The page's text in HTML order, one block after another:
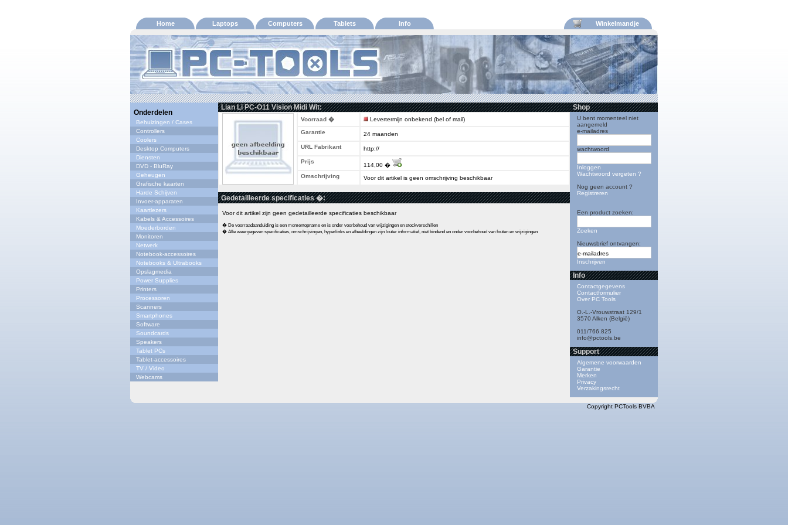
Home Laptops Computers Tablets Info Winkelmandje
Onderdelen
Behuizingen / Cases
Controllers
Coolers
Desktop Computers
Diensten
DVD - BluRay
Geheugen
Grafische kaarten
Harde Schijven
Invoer-apparaten
Kaartlezers
Kabels & Accessoires
Moederborden
Monitoren
Netwerk
Notebook-accessoires
Notebooks & Ultrabooks
Opslagmedia
Power Supplies
Printers
Processoren
Scanners
Smartphones
Software
Soundcards
Speakers
Tablet PCs
Tablet-accessoires
TV / Video
Webcams
Lian Li PC-O11 Vision Midi Wit:
Voorraad �
Levertermijn onbekend (bel of mail)
Garantie
24 maanden
URL Fabrikant
http://
Prijs
114,00 �
Omschrijving
Voor dit artikel is geen omschrijving beschikbaar
Gedetailleerde specificaties �:
Voor dit artikel zijn geen gedetailleerde specificaties beschikbaar
� De voorraadaanduiding is een momentopname en is onder voorbehoud van wijzigingen en stockverschillen
� Alle weergegeven specificaties, omschrijvingen, hyperlinks en afbeeldingen zijn louter informatief, niet bindend en onder voorbehoud van fouten en wijzigingen
Shop
U bent momenteel niet
aangemeld
e-mailadres
wachtwoord
Inloggen
Wachtwoord vergeten ?
Nog geen account ?
Registreren
Een product zoeken:
Zoeken
Nieuwsbrief ontvangen:
Inschrijven
Info
Contactgegevens
Contactformulier
Over PC Tools
O.-L.-Vrouwstraat 129/1
3570 Alken (België)
011/766.825
info@pctools.be
Support
Algemene voorwaarden
Garantie
Merken
Privacy
Verzakingsrecht
Copyright PCTools BVBA